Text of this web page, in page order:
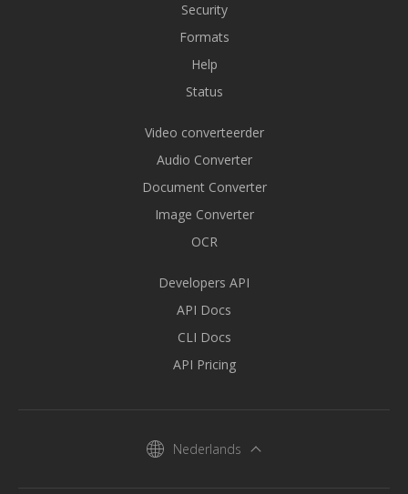
Security
Formats
Help
Status
Video converteerder
Audio Converter
Document Converter
Image Converter
OCR
Developers API
API Docs
CLI Docs
API Pricing
Nederlands